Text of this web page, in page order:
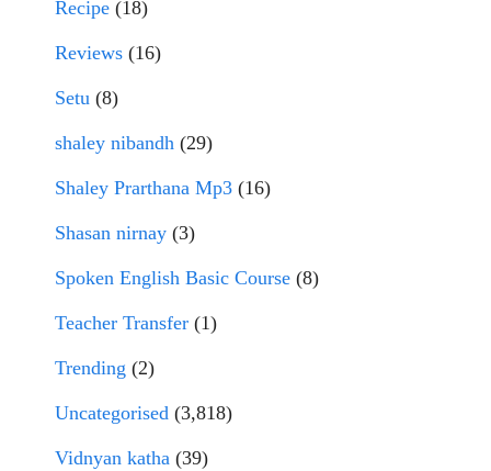
Recipe (18)
Reviews (16)
Setu (8)
shaley nibandh (29)
Shaley Prarthana Mp3 (16)
Shasan nirnay (3)
Spoken English Basic Course (8)
Teacher Transfer (1)
Trending (2)
Uncategorised (3,818)
Vidnyan katha (39)